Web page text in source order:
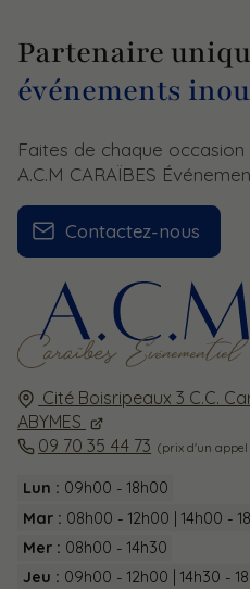
Cité Boisripeaux 3 C.C.
ABYMES
09 70 35 44 73
Lun : 09h00 - 18h00
Mar : 08h00 - 12h00 | 14h00 -
Mer : 08h00 - 14h30
Jeu : 09h00 - 12h00 | 14h30 -
Partenaire
événements
Faites de chaque
A.C.M CARAÏBES
Contactez-nous